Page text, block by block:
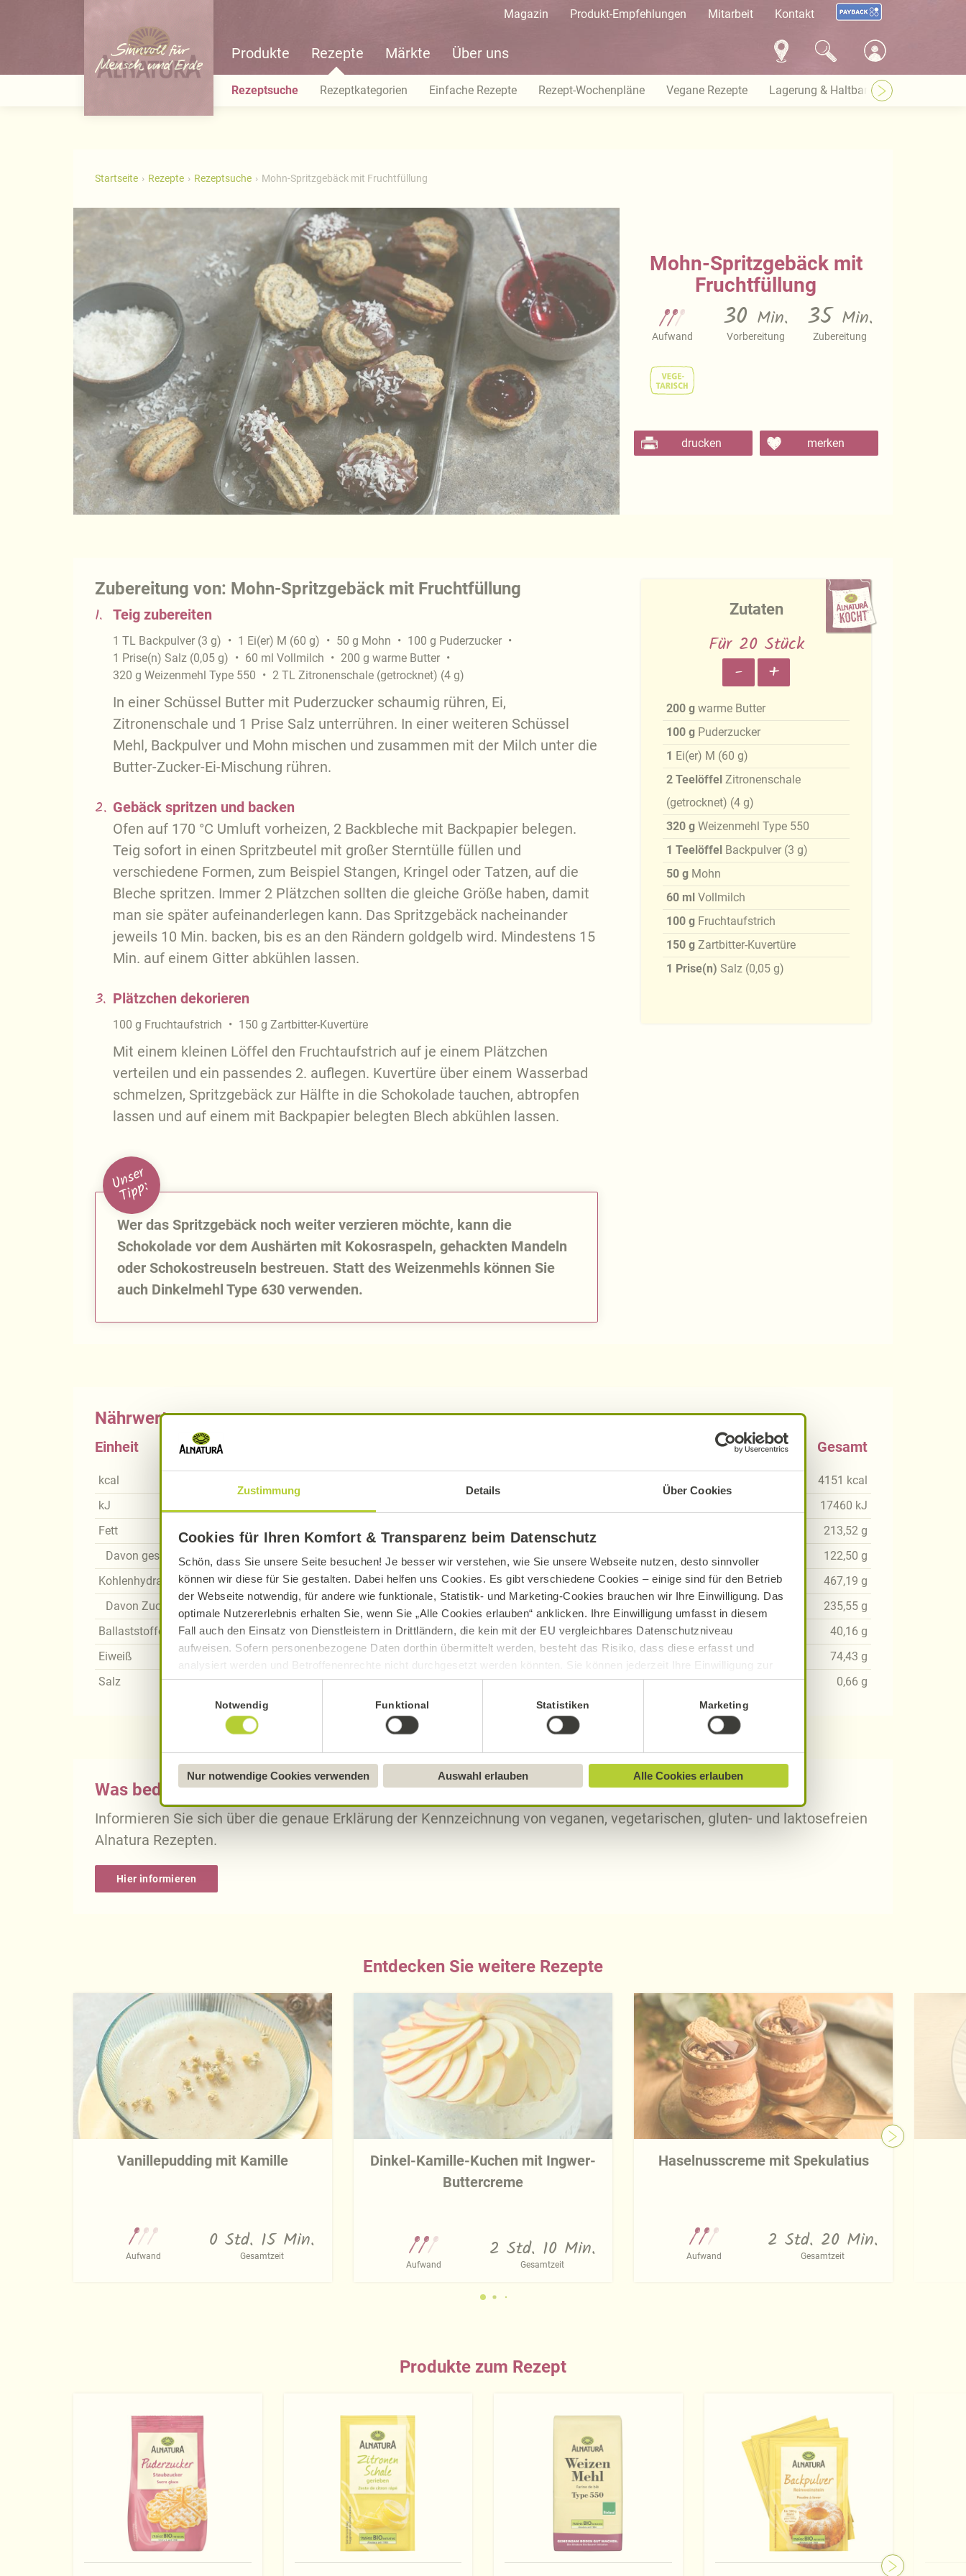
Zustimmung Details Über Cookies
Cookies für Ihren Komfort & Transparenz beim Datenschutz
Schön, dass Sie unsere Seite besuchen! Je besser wir verstehen, wie Sie unsere Webseite nutzen, desto sinnvoller
können wir diese für Sie gestalten. Dabei helfen uns Cookies. Es gibt verschiedene Cookies – einige sind für den Betrieb
der Webseite notwendig, für andere wie funktionale, Statistik- und Marketing-Cookies brauchen wir Ihre Einwilligung. Das
optimale Nutzererlebnis erhalten Sie, wenn Sie „Alle Cookies erlauben“ anklicken. Ihre Einwilligung umfasst in diesem
Fall auch den Einsatz von Dienstleistern in Drittländern, die kein mit der EU vergleichbares Datenschutzniveau
aufweisen. Sofern personenbezogene Daten dorthin übermittelt werden, besteht das Risiko, dass diese erfasst und
analysiert werden und Betroffenenrechte nicht durchgesetzt werden könnten. Sie können jederzeit Ihre Einwilligung zur
Datenverarbeitung und -übermittlung widerrufen und Tools deaktivieren. Ausführliche Informationen finden Sie in unserer
Datenschutzerklärung
Näheres über uns erfahren Sie in unseremImpressum
Notwendig Funktional Statistiken Marketing
Nur notwendige Cookies verwenden Auswahl erlauben Alle Cookies erlauben
Magazin Produkt-Empfehlungen Mitarbeit Kontakt
Produkte Rezepte Märkte Über uns
Rezeptsuche Rezeptkategorien Einfache Rezepte Rezept-Wochenpläne Vegane Rezepte Lagerung & Haltbarkeit
Startseite Rezepte Rezeptsuche Mohn-Spritzgebäck mit Fruchtfüllung
Mohn-Spritzgebäck mit
Fruchtfüllung
Aufwand
30 Min.
Vorbereitung
35 Min.
Zubereitung
drucken merken
Zubereitung von: Mohn-Spritzgebäck mit Fruchtfüllung
1. Teig zubereiten
1 TL Backpulver (3 g) 1 Ei(er) M (60 g) 50 g Mohn 100 g Puderzucker
1 Prise(n) Salz (0,05 g) 60 ml Vollmilch 200 g warme Butter
320 g Weizenmehl Type 550 2 TL Zitronenschale (getrocknet) (4 g)
In einer Schüssel Butter mit Puderzucker schaumig rühren, Ei,
Zitronenschale und 1 Prise Salz unterrühren. In einer weiteren Schüssel
Mehl, Backpulver und Mohn mischen und zusammen mit der Milch unter die
Butter-Zucker-Ei-Mischung rühren.
2. Gebäck spritzen und backen
Ofen auf 170 °C Umluft vorheizen, 2 Backbleche mit Backpapier belegen.
Teig sofort in einen Spritzbeutel mit großer Sterntülle füllen und
verschiedene Formen, zum Beispiel Stangen, Kringel oder Tatzen, auf die
Bleche spritzen. Immer 2 Plätzchen sollten die gleiche Größe haben, damit
man sie später aufeinanderlegen kann. Das Spritzgebäck nacheinander
jeweils 10 Min. backen, bis es an den Rändern goldgelb wird. Mindestens 15
Min. auf einem Gitter abkühlen lassen.
3. Plätzchen dekorieren
100 g Fruchtaufstrich 150 g Zartbitter-Kuvertüre
Mit einem kleinen Löffel den Fruchtaufstrich auf je einem Plätzchen
verteilen und ein passendes 2. auflegen. Kuvertüre über einem Wasserbad
schmelzen, Spritzgebäck zur Hälfte in die Schokolade tauchen, abtropfen
lassen und auf einem mit Backpapier belegten Blech abkühlen lassen.
U
n
s
e
r
T
i
p
p
:
Wer das Spritzgebäck noch weiter verzieren möchte, kann die
Schokolade vor dem Aushärten mit Kokosraspeln, gehackten Mandeln
oder Schokostreuseln bestreuen. Statt des Weizenmehls können Sie
auch Dinkelmehl Type 630 verwenden.
Zutaten
Für 20 Stück
- +
200 g warme Butter
100 g Puderzucker
1 Ei(er) M (60 g)
2 Teelöffel Zitronenschale
(getrocknet) (4 g)
320 g Weizenmehl Type 550
1 Teelöffel Backpulver (3 g)
50 g Mohn
60 ml Vollmilch
100 g Fruchtaufstrich
150 g Zartbitter-Kuvertüre
1 Prise(n) Salz (0,05 g)
Nährwerte
Einheit
kcal
kJ
Fett
Davon gesättigte Fettsäuren
Kohlenhydrate
Davon Zucker
Ballaststoffe
Eiweiß
Salz
6,13g
23,36g
11,78
2,01g
0,03g
11,70
44,62g
22,50
3,84g
7,11
0,06g
Gesamt
4151 kcal
17460 kJ
213,52 g
122,50 g
467,19 g
235,55 g
40,16 g
74,43 g
0,66 g
Was bedeutet vegan, vegetarisch, gluten- und laktosefrei bei Alnatura Rezepten?
Informieren Sie sich über die genaue Erklärung der Kennzeichnung von veganen, vegetarischen, gluten- und laktosefreien
Alnatura Rezepten.
Hier informieren
Entdecken Sie weitere Rezepte
Vanillepudding mit Kamille
Aufwand
0 Std. 15 Min.
Gesamtzeit
Dinkel-Kamille-Kuchen mit Ingwer-
Buttercreme
Aufwand
2 Std. 10 Min.
Gesamtzeit
Haselnusscreme mit Spekulatius
Aufwand
2 Std. 20 Min.
Gesamtzeit
Produkte zum Rezept